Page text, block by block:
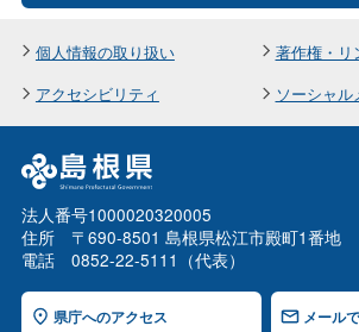
個人情報の取り扱い
著作権・リ
アクセシビリティ
ソーシャ
法人番号1000020320005
住所 〒690-8501 島根県松江市殿町1番地
電話 0852-22-5111（代表）
県庁へのアクセス メール